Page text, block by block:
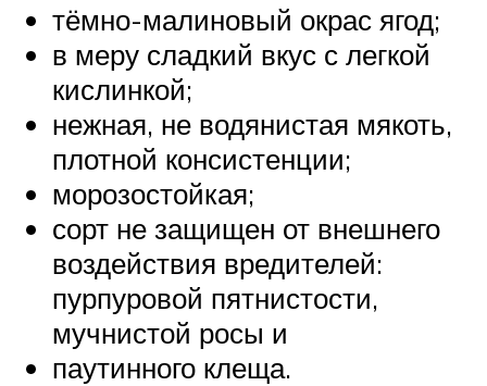
тёмно-малиновый окрас ягод;
в меру сладкий вкус с легкой
кислинкой;
нежная, не водянистая мякоть,
плотной консистенции;
морозостойкая;
сорт не защищен от внешнего
воздействия вредителей:
пурпуровой пятнистости,
мучнистой росы и
паутинного клеща.